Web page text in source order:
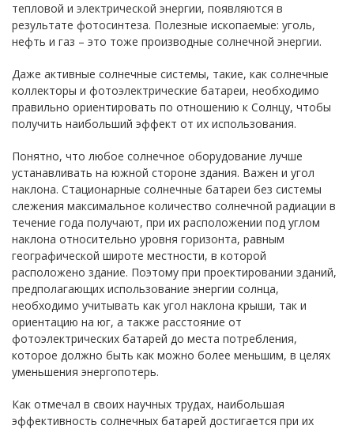
тепловой и электрической энергии, появляются в
результате фотосинтеза. Полезные ископаемые: уголь,
нефть и газ – это тоже производные солнечной энергии.
Даже активные солнечные системы, такие, как солнечные
коллекторы и фотоэлектрические батареи, необходимо
правильно ориентировать по отношению к Солнцу, чтобы
получить наибольший эффект от их использования.
Понятно, что любое солнечное оборудование лучше
устанавливать на южной стороне здания. Важен и угол
наклона. Стационарные солнечные батареи без системы
слежения максимальное количество солнечной радиации в
течение года получают, при их расположении под углом
наклона относительно уровня горизонта, равным
географической широте местности, в которой
расположено здание. Поэтому при проектировании зданий,
предполагающих использование энергии солнца,
необходимо учитывать как угол наклона крыши, так и
ориентацию на юг, а также расстояние от
фотоэлектрических батарей до места потребления,
которое должно быть как можно более меньшим, в целях
уменьшения энергопотерь.
Как отмечал в своих научных трудах, наибольшая
эффективность солнечных батарей достигается при их